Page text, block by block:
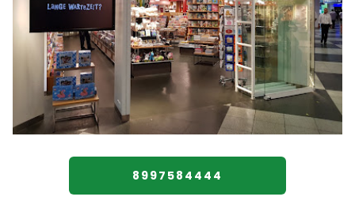
8997584444